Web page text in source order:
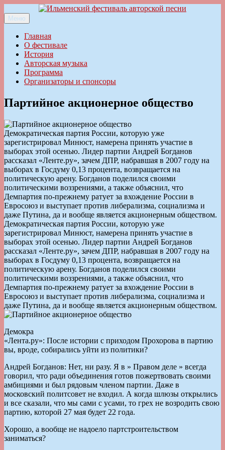
к
содержимому
Ильменский фестиваль авторской песни
Меню
Главная
О фестивале
История
Авторская музыка
Программа
Организаторы и спонсоры
Партийное акционерное общество
Демократическая партия России, которую уже
зарегистрировал Минюст, намерена принять участие в
выборах этой осенью. Лидер партии Андрей Богданов
рассказал «Ленте.ру», зачем ДПР, набравшая в 2007 году на
выборах в Госдуму 0,13 процента, возвращается на
политическую арену. Богданов поделился своими
политическими воззрениями, а также объяснил, что
Демпартия по-прежнему ратует за вхождение России в
Евросоюз и выступает против либерализма, социализма и
даже Путина, да и вообще является акционерным обществом.
Демократическая партия России, которую уже
зарегистрировал Минюст, намерена принять участие в
выборах этой осенью. Лидер партии Андрей Богданов
рассказал «Ленте.ру», зачем ДПР, набравшая в 2007 году на
выборах в Госдуму 0,13 процента, возвращается на
политическую арену. Богданов поделился своими
политическими воззрениями, а также объяснил, что
Демпартия по-прежнему ратует за вхождение России в
Евросоюз и выступает против либерализма, социализма и
даже Путина, да и вообще является акционерным обществом.
Демокра
«Лента.ру»: После истории с приходом Прохорова в партию
вы, вроде, собирались уйти из политики?
Андрей Богданов: Нет, ни разу. Я в » Правом деле » всегда
говорил, что ради объединения готов пожертвовать своими
амбициями и был рядовым членом партии. Даже в
московский политсовет не входил. А когда шлюзы открылись
и все сказали, что мы сами с усами, то грех не возродить свою
партию, которой 27 мая будет 22 года.
Хорошо, а вообще не надоело партстроительством
заниматься?